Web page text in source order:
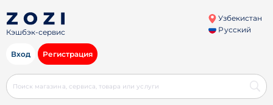
Кэшбэк-сервис
Узбекистан
Русский
Вход Регистрация